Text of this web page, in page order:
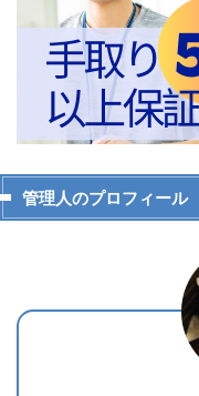
管理人のプロフィール